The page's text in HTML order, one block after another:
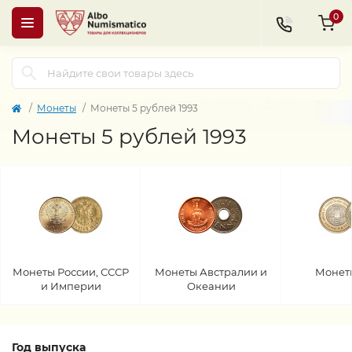
0
Монеты Монеты 5 рублей 1993
Монеты 5 рублей 1993
Монеты России, СССР
и Империи
Монеты Австралии и
Океании
Год выпуска